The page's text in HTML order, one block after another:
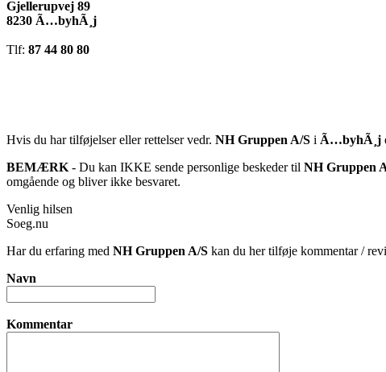
Gjellerupvej 89
8230 Ã…byhÃ¸j
Tlf: 87 44 80 80
Hvis du har tilføjelser eller rettelser vedr. NH Gruppen A/S i Ã…byhÃ¸j
BEMÆRK - Du kan IKKE sende personlige beskeder til NH Gruppen
omgående og bliver ikke besvaret.
Venlig hilsen
Soeg.nu
Har du erfaring med NH Gruppen A/S kan du her tilføje kommentar /
Navn
Kommentar